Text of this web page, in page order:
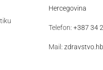
Hercegovina
Telefon:+387 34
Mail: